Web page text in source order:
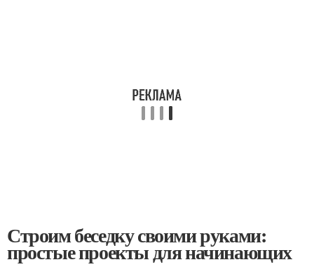
Строим беседку своими руками:
простые проекты для начинающих